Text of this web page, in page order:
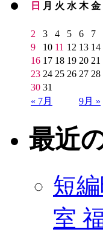
日
月 火 水 木 金
2
3 4 5 6 7
9
10 11 12 13 14
16 17 18 19 20 21
23 24 25 26 27 28
30 31
« 7月
9月 »
最近
短
室